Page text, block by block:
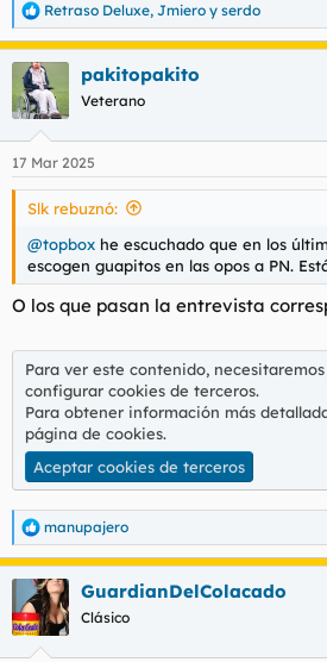
R
e
a
c
c
i
e
s
Retraso Deluxe, Jmiero y serdo
pakitopakito
Veterano
17 Mar 2025
Slk rebuznó:
@topbox he escuchado que en los
escogen guapitos en las opos a PN.
O los que pasan la entrevista
Para ver este contenido,
configurar cookies de terceros.
Para obtener información más
página de cookies.
Aceptar cookies de terceros
R
e
a
c
i
manupajero
GuardianDelColacado
Clásico